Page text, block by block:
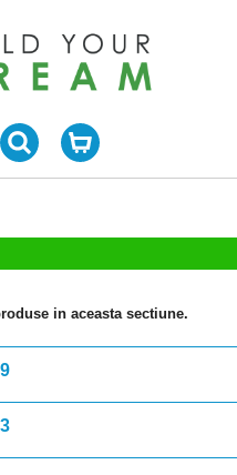
in aceasta sectiune.